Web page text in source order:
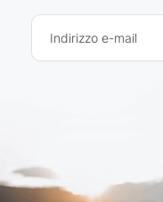
Indirizzo e-mail